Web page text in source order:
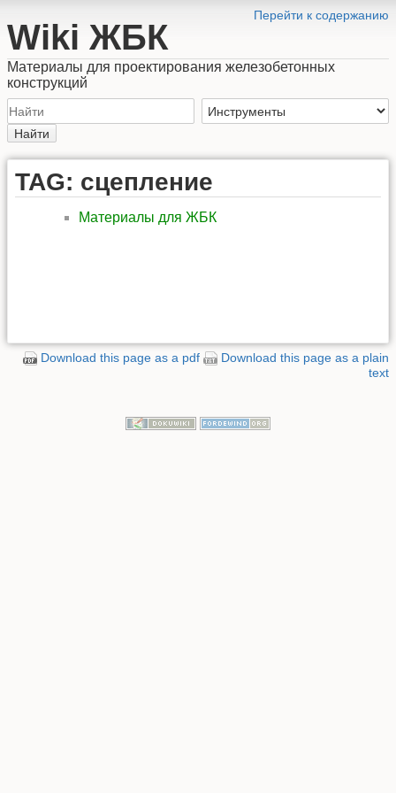
Перейти к содержанию
Wiki ЖБК
Материалы для проектирования железобетонных
конструкций
Найти
TAG: сцепление
Материалы для ЖБК
Download this page as a pdf
Download this page as a plain
text